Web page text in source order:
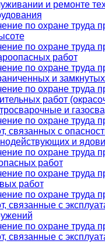
и ремонте
по охране труда
по охране труда
работ
по охране труда
и
по охране труда
работ
и
по охране труда
связанных с
и
по охране труда
работ
по охране труда
работ
по охране труда
связанные с
по охране труда
связанные с